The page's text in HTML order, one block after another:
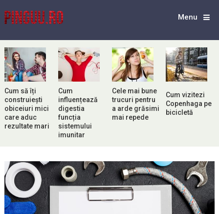
Menu
Cum să îți
construiești
obiceiuri mici
care aduc
rezultate mari
Cum
influențează
digestia
funcția
sistemului
imunitar
Cele mai bune
trucuri pentru
a arde grăsimi
mai repede
Cum vizitezi
Copenhaga pe
bicicletă